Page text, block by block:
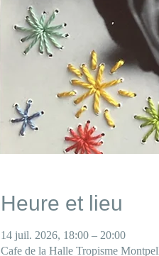
Heure et lieu
14 juil. 2026, 18:00 – 20:00
Cafe de la Halle Tropisme